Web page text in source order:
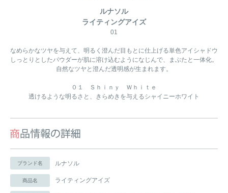
ルナソル
ライティングアイズ
01
なめらかなツヤを与えて、明るく澄んだ目もとに仕上げる単色アイシャドウ
しっとりとしたパウダーが肌に溶け込むようになじんで、まぶたと一体化。
自然なツヤと澄んだ透明感が生まれます。
０１ Ｓｈｉｎｙ Ｗｈｉｔｅ
透けるような明るさと、きらめきを与えるシャイニーホワイト
ブランド名 ルナソル
商品名 ライティングアイズ